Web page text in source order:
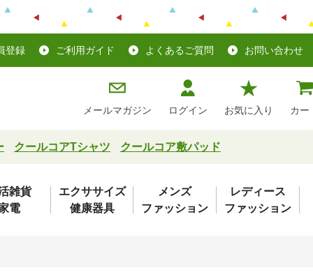
登録 ご利用ガイド よくあるご質問 お問い合わせ
メールマガジン ログイン お気に入り カー
クールコアTシャツ クールコア敷パッド
雑貨
電
エクササイズ
健康器具
メンズ
ファッション
レディース
ファッション